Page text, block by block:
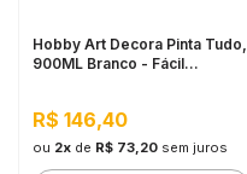
Hobby Art Decora Pinta Tudo,
900ML Branco - Fácil
R$ 146,40
ou 2xde R$ 73,20 sem juros